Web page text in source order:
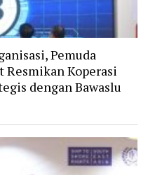
Pemuda
Resmikan Koperasi
dengan Bawaslu